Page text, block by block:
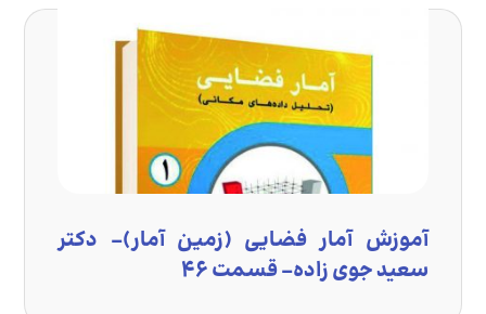
آموزش آمار فضایی (زمین آمار)- دکتر
سعید جوی زاده- قسمت ۴۶